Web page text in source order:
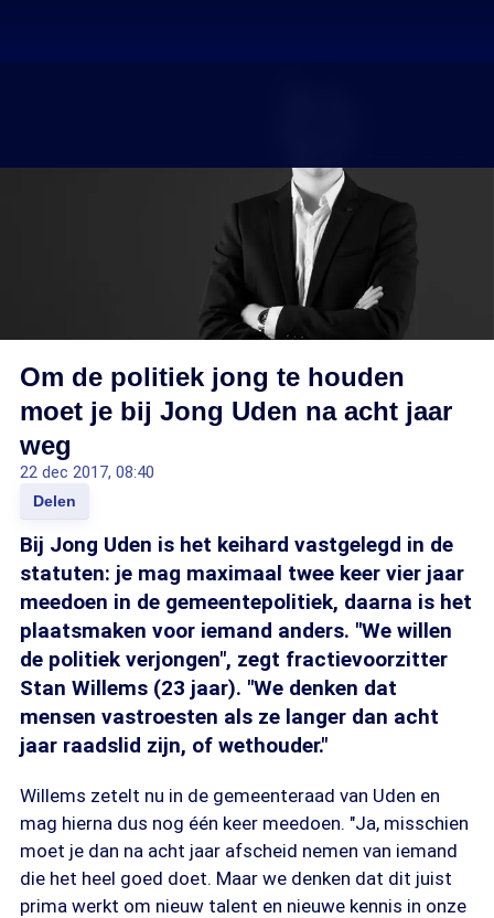
Om de politiek jong te houden
moet je bij Jong Uden na acht jaar
weg
22 dec 2017, 08:40
Delen
Bij Jong Uden is het keihard vastgelegd in de
statuten: je mag maximaal twee keer vier jaar
meedoen in de gemeentepolitiek, daarna is het
plaatsmaken voor iemand anders. "We willen
de politiek verjongen", zegt fractievoorzitter
Stan Willems (23 jaar). "We denken dat
mensen vastroesten als ze langer dan acht
jaar raadslid zijn, of wethouder."
Willems zetelt nu in de gemeenteraad van Uden en
mag hierna dus nog één keer meedoen. "Ja, misschien
moet je dan na acht jaar afscheid nemen van iemand
die het heel goed doet. Maar we denken dat dit juist
prima werkt om nieuw talent en nieuwe kennis in onze